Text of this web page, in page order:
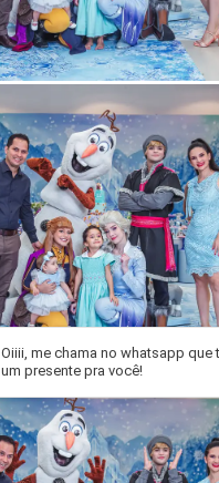
Oiiii, me chama no whatsapp que
um presente pra você!